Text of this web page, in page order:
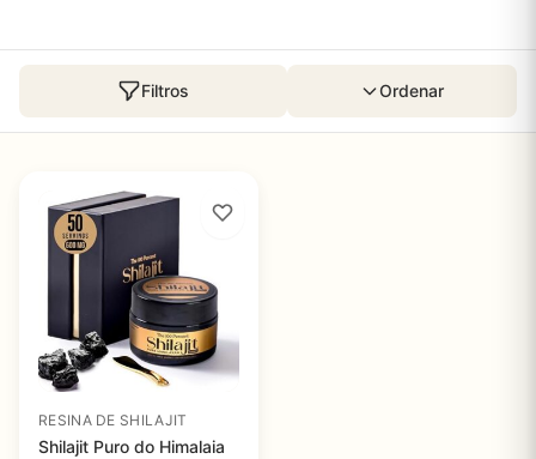
Filtros Ordenar
RESINA DE SHILAJIT
Shilajit Puro do Himalaia